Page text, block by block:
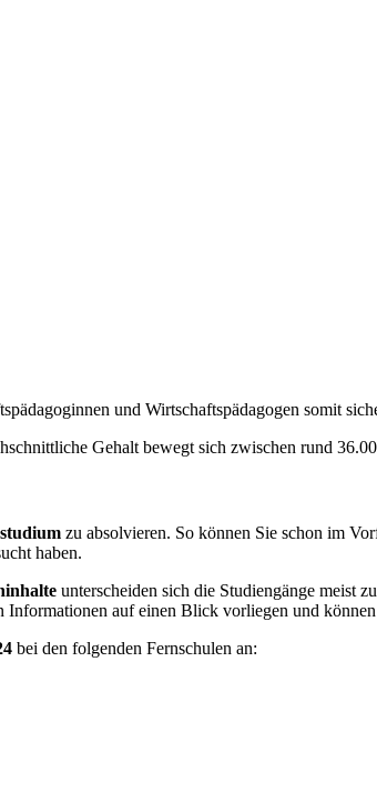
und Wirtschaftspädagogen somit
Gehalt bewegt sich zwischen rund
zu absolvieren. So können Sie schon im
haben.
unterscheiden sich die Studiengänge meist
auf einen Blick vorliegen und
bei den folgenden Fernschulen an: